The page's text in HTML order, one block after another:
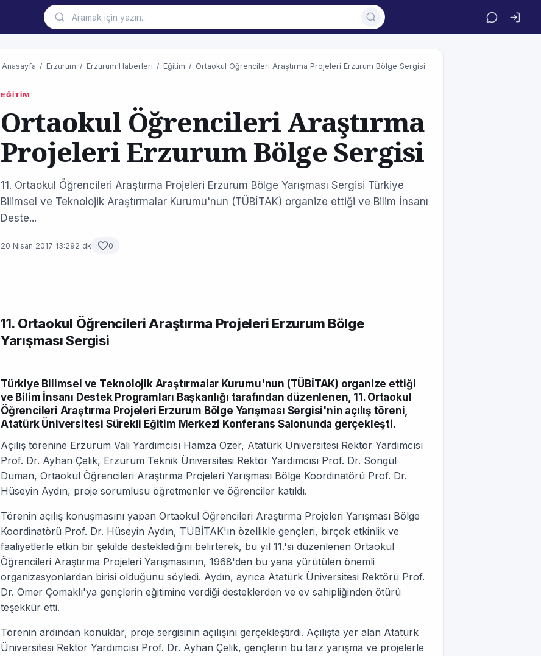
Anasayfa / Erzurum / Erzurum Haberleri / Eğitim / Ortaokul Öğrencileri Araştırma Projeleri Erzurum Bölge Sergisi
EĞİTİM
Ortaokul Öğrencileri Araştırma
Projeleri Erzurum Bölge Sergisi
11. Ortaokul Öğrencileri Araştırma Projeleri Erzurum Bölge Yarışması Sergisi Türkiye
Bilimsel ve Teknolojik Araştırmalar Kurumu'nun (TÜBİTAK) organize ettiği ve Bilim İnsanı
Deste...
20 Nisan 2017 13:292 dk 0
11. Ortaokul Öğrencileri Araştırma Projeleri Erzurum Bölge
Yarışması Sergisi
Türkiye Bilimsel ve Teknolojik Araştırmalar Kurumu'nun (TÜBİTAK) organize ettiği
ve Bilim İnsanı Destek Programları Başkanlığı tarafından düzenlenen, 11. Ortaokul
Öğrencileri Araştırma Projeleri Erzurum Bölge Yarışması Sergisi'nin açılış töreni,
Atatürk Üniversitesi Sürekli Eğitim Merkezi Konferans Salonunda gerçekleşti.
Açılış törenine Erzurum Vali Yardımcısı Hamza Özer, Atatürk Üniversitesi Rektör Yardımcısı
Prof. Dr. Ayhan Çelik, Erzurum Teknik Üniversitesi Rektör Yardımcısı Prof. Dr. Songül
Duman, Ortaokul Öğrencileri Araştırma Projeleri Yarışması Bölge Koordinatörü Prof. Dr.
Hüseyin Aydın, proje sorumlusu öğretmenler ve öğrenciler katıldı.
Törenin açılış konuşmasını yapan Ortaokul Öğrencileri Araştırma Projeleri Yarışması Bölge
Koordinatörü Prof. Dr. Hüseyin Aydın, TÜBİTAK'ın özellikle gençleri, birçok etkinlik ve
faaliyetlerle etkin bir şekilde desteklediğini belirterek, bu yıl 11.'si düzenlenen Ortaokul
Öğrencileri Araştırma Projeleri Yarışmasının, 1968'den bu yana yürütülen önemli
organizasyonlardan birisi olduğunu söyledi. Aydın, ayrıca Atatürk Üniversitesi Rektörü Prof.
Dr. Ömer Çomaklı'ya gençlerin eğitimine verdiği desteklerden ve ev sahipliğinden ötürü
teşekkür etti.
Törenin ardından konuklar, proje sergisinin açılışını gerçekleştirdi. Açılışta yer alan Atatürk
Üniversitesi Rektör Yardımcısı Prof. Dr. Ayhan Çelik, gençlerin bu tarz yarışma ve projelerle